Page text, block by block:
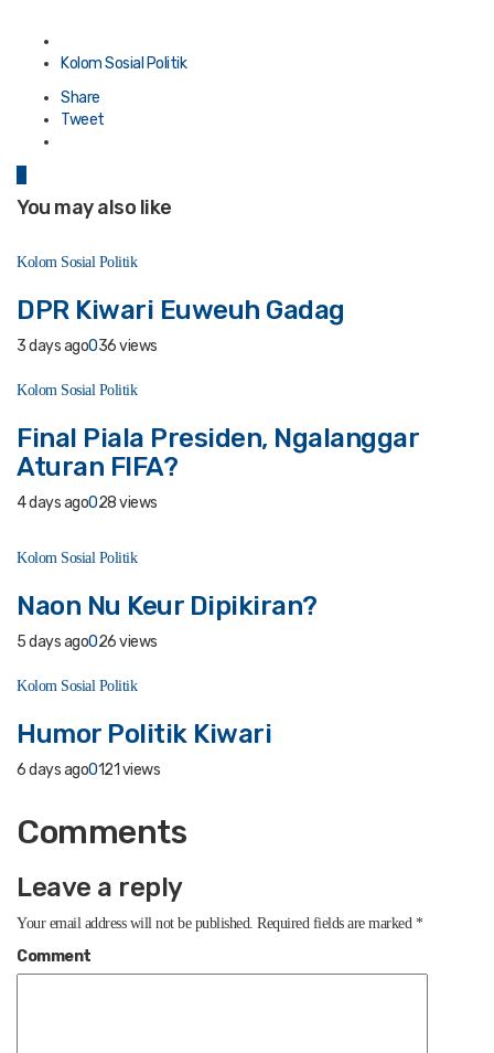
in
Kolom Sosial Politik
Share
Tweet
You may also like
Kolom Sosial Politik
DPR Kiwari Euweuh Gadag
3 days ago036 views
Kolom Sosial Politik
Final Piala Presiden, Ngalanggar
Aturan FIFA?
4 days ago028 views
Kolom Sosial Politik
Naon Nu Keur Dipikiran?
5 days ago026 views
Kolom Sosial Politik
Humor Politik Kiwari
6 days ago0121 views
Comments
Leave a reply
Your email address will not be published. Required fields are marked *
Comment